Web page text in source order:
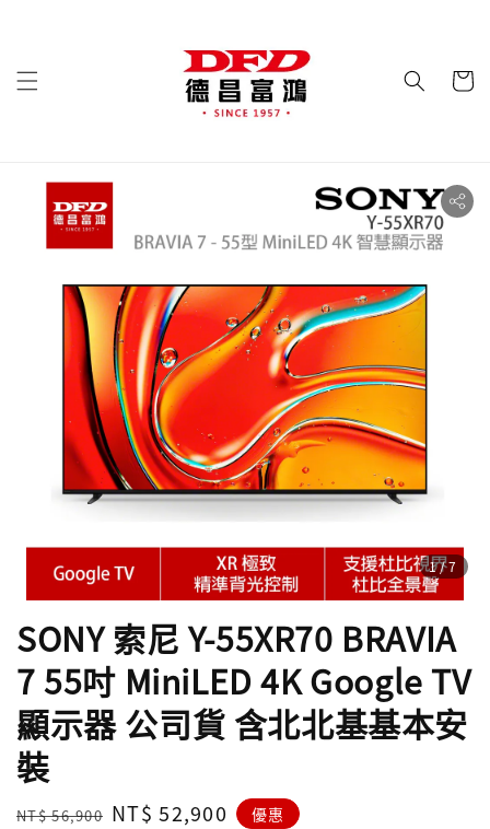
1/7
SONY 索尼 Y-55XR70 BRAVIA
7 55吋 MiniLED 4K Google TV
顯示器 公司貨 含北北基基本安
裝
Regular
NT$ 56,900 Sale
NT$ 52,900 優惠